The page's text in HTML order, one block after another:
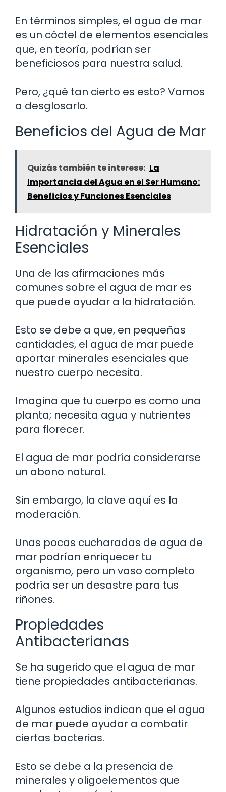
En términos simples, el agua de mar
es un cóctel de elementos esenciales
que, en teoría, podrían ser
beneficiosos para nuestra salud.
Pero, ¿qué tan cierto es esto? Vamos
a desglosarlo.
Beneficios del Agua de Mar
Quizás también te interese: La
Importancia del Agua en el Ser Humano:
Beneficios y Funciones Esenciales
Hidratación y Minerales
Esenciales
Una de las afirmaciones más
comunes sobre el agua de mar es
que puede ayudar a la hidratación.
Esto se debe a que, en pequeñas
cantidades, el agua de mar puede
aportar minerales esenciales que
nuestro cuerpo necesita.
Imagina que tu cuerpo es como una
planta; necesita agua y nutrientes
para florecer.
El agua de mar podría considerarse
un abono natural.
Sin embargo, la clave aquí es la
moderación.
Unas pocas cucharadas de agua de
mar podrían enriquecer tu
organismo, pero un vaso completo
podría ser un desastre para tus
riñones.
Propiedades
Antibacterianas
Se ha sugerido que el agua de mar
tiene propiedades antibacterianas.
Algunos estudios indican que el agua
de mar puede ayudar a combatir
ciertas bacterias.
Esto se debe a la presencia de
minerales y oligoelementos que